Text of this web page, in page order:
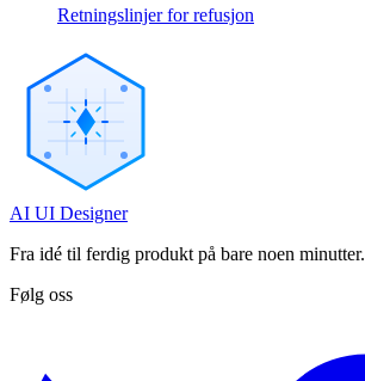
Retningslinjer for refusjon
AI UI Designer
Fra idé til ferdig produkt på bare noen minutter.
Følg oss